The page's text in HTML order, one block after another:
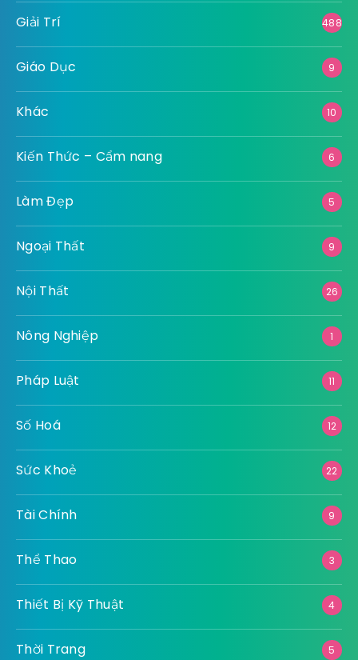
Giải Trí 488
Giáo Dục 9
Khác 10
Kiến Thức – Cẩm nang 6
Làm Đẹp 5
Ngoại Thất 9
Nội Thất 26
Nông Nghiệp 1
Pháp Luật 11
Số Hoá 12
Sức Khoẻ 22
Tài Chính 9
Thể Thao 3
Thiết Bị Kỹ Thuật 4
Thời Trang 5